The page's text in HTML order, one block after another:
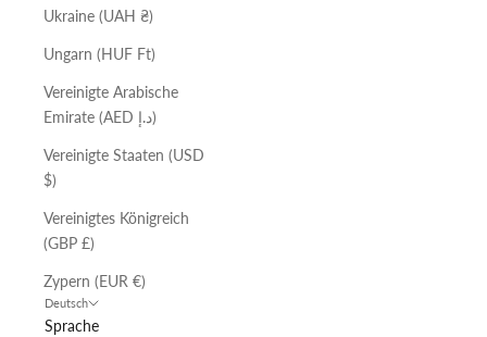
Ukraine (UAH ₴)
Ungarn (HUF Ft)
Vereinigte Arabische
Emirate (AED د.إ)
Vereinigte Staaten (USD
$)
Vereinigtes Königreich
(GBP £)
Zypern (EUR €)
Deutsch
Sprache